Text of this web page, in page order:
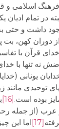
اسلامی و
در تمام ادیان
داشت و حتی
از دوران کهن، بت
خدای قرآن با
نه تنها با
یونانی
توحیدی
بوده است. [16]
عرب (از جمله
[17]
اما این